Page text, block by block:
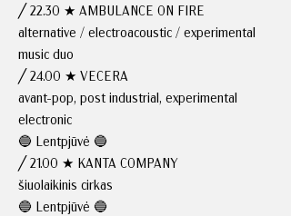
╱ 22.30 ★ AMBULANCE ON FIRE
alternative / electroacoustic / experimental
music duo
╱ 24.00 ★ VECERA
avant-pop, post industrial, experimental
electronic
🔵 Lentpjūvė 🔵
╱ 21.00 ★ KANTA COMPANY
šiuolaikinis cirkas
🔵 Lentpjūvė 🔵